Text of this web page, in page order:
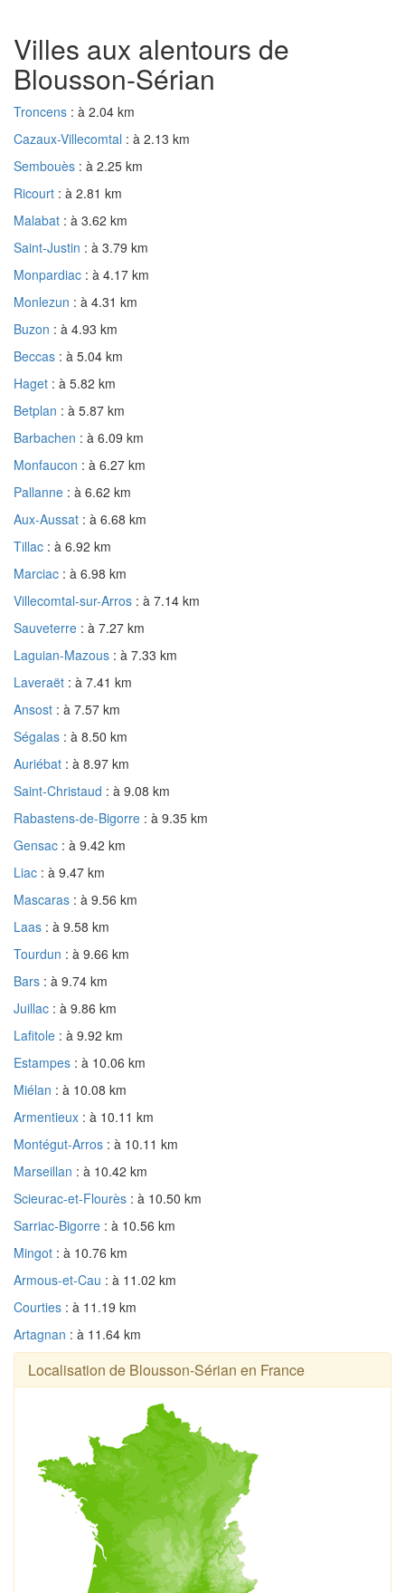
Villes aux alentours de
Blousson-Sérian
Troncens : à 2.04 km
Cazaux-Villecomtal : à 2.13 km
Sembouès : à 2.25 km
Ricourt : à 2.81 km
Malabat : à 3.62 km
Saint-Justin : à 3.79 km
Monpardiac : à 4.17 km
Monlezun : à 4.31 km
Buzon : à 4.93 km
Beccas : à 5.04 km
Haget : à 5.82 km
Betplan : à 5.87 km
Barbachen : à 6.09 km
Monfaucon : à 6.27 km
Pallanne : à 6.62 km
Aux-Aussat : à 6.68 km
Tillac : à 6.92 km
Marciac : à 6.98 km
Villecomtal-sur-Arros : à 7.14 km
Sauveterre : à 7.27 km
Laguian-Mazous : à 7.33 km
Laveraët : à 7.41 km
Ansost : à 7.57 km
Ségalas : à 8.50 km
Auriébat : à 8.97 km
Saint-Christaud : à 9.08 km
Rabastens-de-Bigorre : à 9.35 km
Gensac : à 9.42 km
Liac : à 9.47 km
Mascaras : à 9.56 km
Laas : à 9.58 km
Tourdun : à 9.66 km
Bars : à 9.74 km
Juillac : à 9.86 km
Lafitole : à 9.92 km
Estampes : à 10.06 km
Miélan : à 10.08 km
Armentieux : à 10.11 km
Montégut-Arros : à 10.11 km
Marseillan : à 10.42 km
Scieurac-et-Flourès : à 10.50 km
Sarriac-Bigorre : à 10.56 km
Mingot : à 10.76 km
Armous-et-Cau : à 11.02 km
Courties : à 11.19 km
Artagnan : à 11.64 km
Localisation de Blousson-Sérian en France